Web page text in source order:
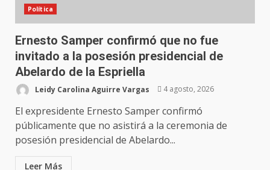
Política
Ernesto Samper confirmó que no fue
invitado a la posesión presidencial de
Abelardo de la Espriella
Leidy Carolina Aguirre Vargas 4 agosto, 2026
El expresidente Ernesto Samper confirmó
públicamente que no asistirá a la ceremonia de
posesión presidencial de Abelardo...
Leer Más